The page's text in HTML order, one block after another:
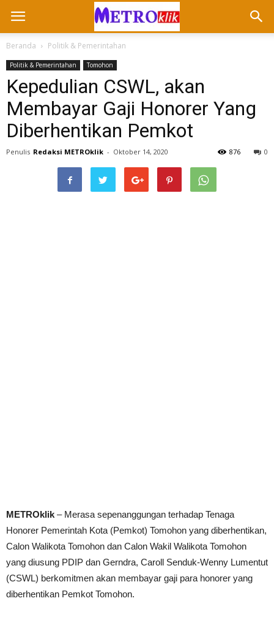
Beranda Politik & Pemerintahan
Politik & Pemerintahan Tomohon
Kepedulian CSWL, akan
Membayar Gaji Honorer Yang
Diberhentikan Pemkot
Penulis Redaksi METROklik - Oktober 14, 2020 0
876
METROklik – Merasa sepenanggungan terhadap Tenaga
Honorer Pemerintah Kota (Pemkot) Tomohon yang diberhentikan,
Calon Walikota Tomohon dan Calon Wakil Walikota Tomohon
yang diusung PDIP dan Gerndra, Caroll Senduk-Wenny Lumentut
(CSWL) berkomitmen akan membayar gaji para honorer yang
diberhentikan Pemkot Tomohon.